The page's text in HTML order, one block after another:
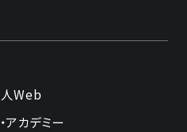
Web
アカデミー